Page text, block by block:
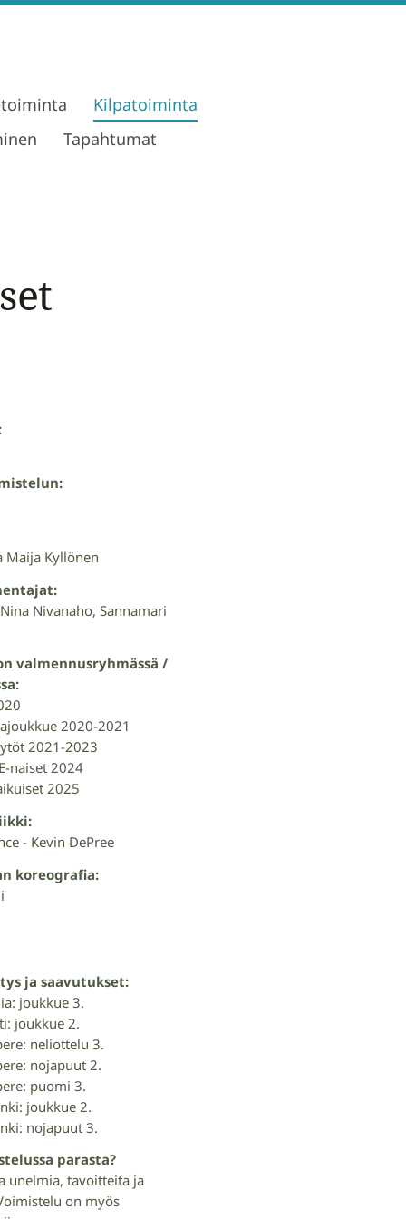
Kilpatoiminta
Tapahtumat
Kyllönen
Nivanaho, Sannamari
valmennusryhmässä /
2020-2021
2021-2023
naiset 2024
2025
- Kevin DePree
koreografia:
ja saavutukset:
joukkue 3.
joukkue 2.
neliottelu 3.
nojapuut 2.
puomi 3.
joukkue 2.
nojapuut 3.
parasta?
unelmia, tavoitteita ja
on myös